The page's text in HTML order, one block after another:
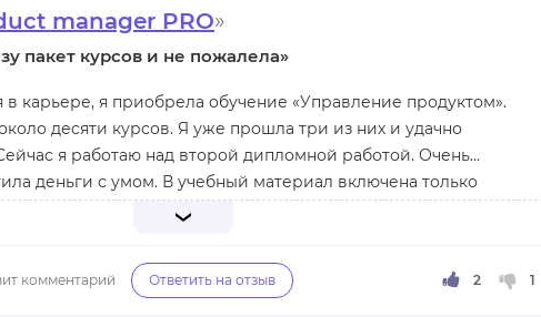
общаться с кураторами в режиме реального
manager PRO»
пакет курсов и не пожалела»
карьере, я приобрела обучение «Управление продуктом».
десяти курсов. Я уже прошла три из них и удачно
я работаю над второй дипломной работой. Очень
деньги с умом. В учебный материал включена только
информация с практическими знаниями. В основе моего
много полезной и важной информации. Есть чат
и обратная связь с преподавателями.